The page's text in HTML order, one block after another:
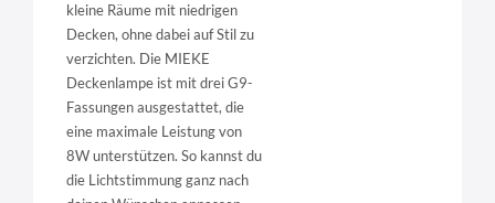
kleine Räume mit niedrigen
Decken, ohne dabei auf Stil zu
verzichten. Die MIEKE
Deckenlampe ist mit drei G9-
Fassungen ausgestattet, die
eine maximale Leistung von
8W unterstützen. So kannst du
die Lichtstimmung ganz nach